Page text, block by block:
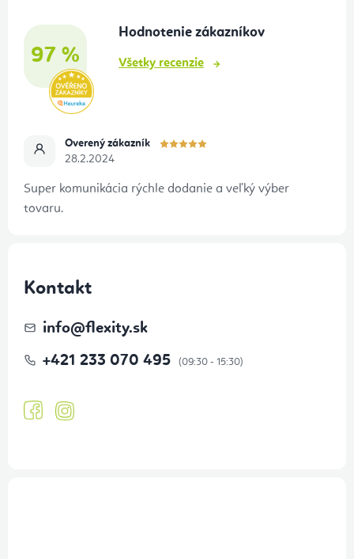
97 %
Hodnotenie zákazníkov
Všetky recenzie
Overený zákazník
28.2.2024
Super komunikácia rýchle dodanie a veľký výber
tovaru.
Kontakt
info@flexity.sk
+421 233 070 495